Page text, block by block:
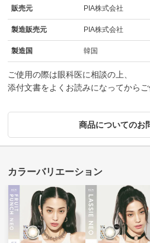
販売元 PIA株式会社
製造販売元 PIA株式会社
製造国 韓国
ご使用の際は眼科医に相談の上、
添付文書をよくお読みになってからご
商品についてのお